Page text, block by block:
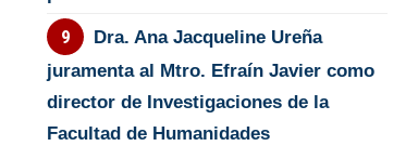
Dra. Ana Jacqueline Ureña
juramenta al Mtro. Efraín Javier como
director de Investigaciones de la
Facultad de Humanidades